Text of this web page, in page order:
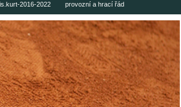
2016-2022 provozní a hrací řád